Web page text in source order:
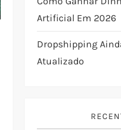
Artificial Em 2026
Dropshipping
Atualizado